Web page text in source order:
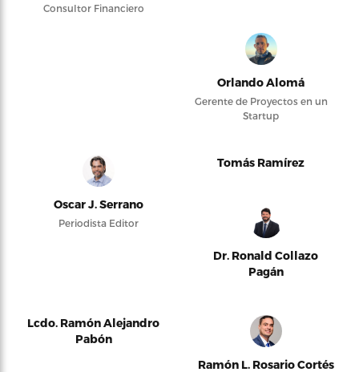
Consultor Financiero
Orlando Alomá
Gerente de Proyectos en un
Startup
Oscar J. Serrano
Periodista Editor
Tomás Ramírez
Dr. Ronald Collazo
Pagán
Lcdo. Ramón Alejandro
Pabón
Ramón L. Rosario Cortés